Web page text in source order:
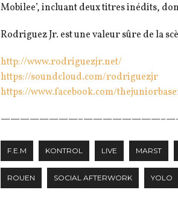
Mobilee’, incluant deux titres inédits,
Rodriguez Jr. est une valeur sûre de la
http://www.rodriguezjr.net/
https://soundcloud.com/rodriguezjr
https://www.facebook.com/
————————–————————–
F.E.M KONTROL LIVE MARST
ROUEN SOCIAL AFTERWORK YOLO